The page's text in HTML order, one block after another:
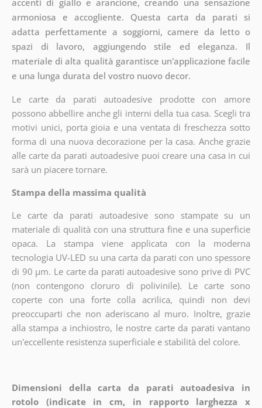
armoniosa e accogliente. Questa carta da parati si
adatta perfettamente a soggiorni, camere da letto o
spazi di lavoro, aggiungendo stile ed eleganza. Il
materiale di alta qualità garantisce un'applicazione facile
e una lunga durata del vostro nuovo decor.
Le carte da parati autoadesive prodotte con amore
possono abbellire anche gli interni della tua casa. Scegli tra
motivi unici, porta gioia e una ventata di freschezza sotto
forma di una nuova decorazione per la casa. Anche grazie
alle carte da parati autoadesive puoi creare una casa in cui
sarà un piacere tornare.
Stampa della massima qualità
Le carte da parati autoadesive sono stampate su un
materiale di qualità con una struttura fine e una superficie
opaca. La stampa viene applicata con la moderna
tecnologia UV-LED su una carta da parati con uno spessore
di 90 µm. Le carte da parati autoadesive sono prive di PVC
(non contengono cloruro di polivinile). Le carte sono
coperte con una forte colla acrilica, quindi non devi
preoccuparti che non aderiscano al muro. Inoltre, grazie
alla stampa a inchiostro, le nostre carte da parati vantano
un'eccellente resistenza superficiale e stabilità del colore.
Dimensioni della carta da parati autoadesiva in
rotolo (indicate in cm, in rapporto larghezza x